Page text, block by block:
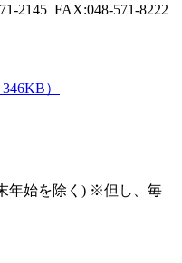
2145 FAX:048-571-8222
）
年始を除く) ※但し、毎